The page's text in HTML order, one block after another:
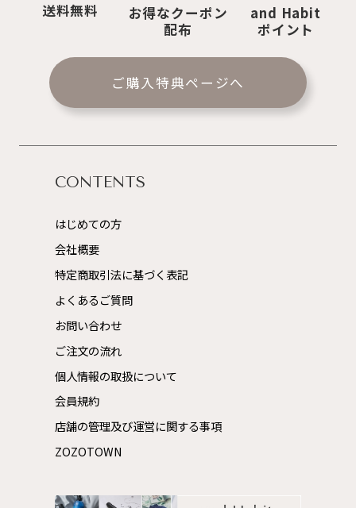
送料無料
お得なクーポン
配布
and Habit
ポイント
ご購入特典ページへ
CONTENTS
はじめての方
会社概要
特定商取引法に基づく表記
よくあるご質問
お問い合わせ
ご注文の流れ
個人情報の取扱について
会員規約
店舗の管理及び運営に関する事項
ZOZOTOWN